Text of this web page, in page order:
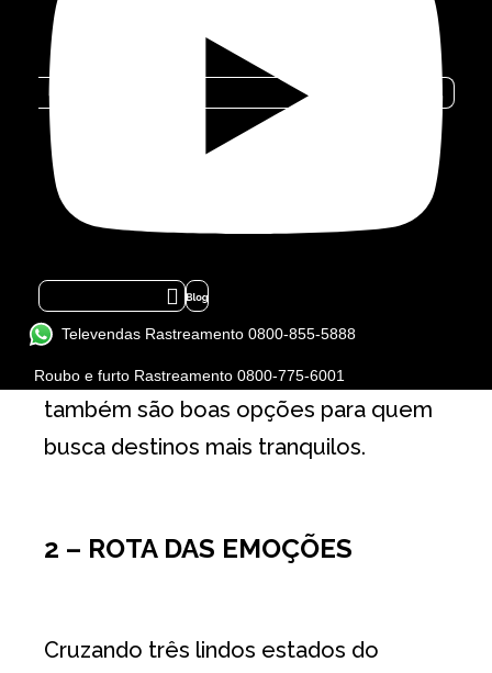
Icon-flickr-1
Televendas Rastreamento 0800-855-5888
Roubo e furto Rastreamento 0800-775-6001
Ubatuba
(Ilha das
Couves)
excelente para aproveitar a região,
afinal é mais seca e mais vazia. Os
meses de setembro e outubro
também são boas opções para quem
busca destinos mais tranquilos.
2 – ROTA DAS EMOÇÕES
Cruzando três lindos estados do